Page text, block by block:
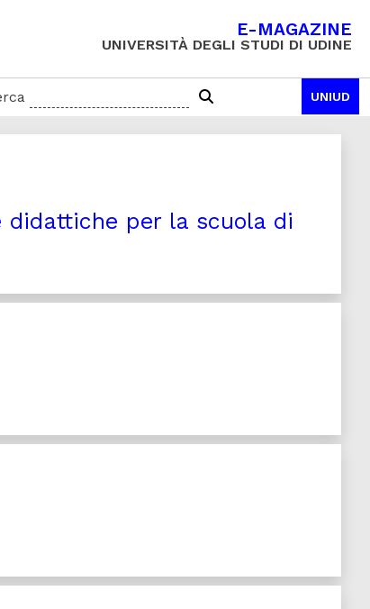
E-MAGAZINE
UNIVERSITÀ DEGLI STUDI DI UDINE
UNIUD
per la scuola di